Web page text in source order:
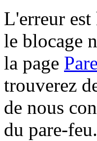
L'erreur est
le blocage
la page
trouverez
de nous
du pare-feu.